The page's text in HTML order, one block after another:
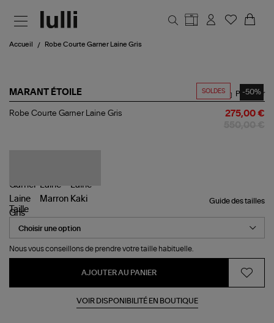
Accueil Robe Courte Garner Laine Gris
SOLDES -50%
MARANT ÉTOILE
Robe
Partager
Robe Courte Garner Laine Gris 275,00 €
Guide des tailles
Taille
Nous vous conseillons de prendre votre taille habituelle.
AJOUTER AU PANIER
VOIR DISPONIBILITÉ EN BOUTIQUE